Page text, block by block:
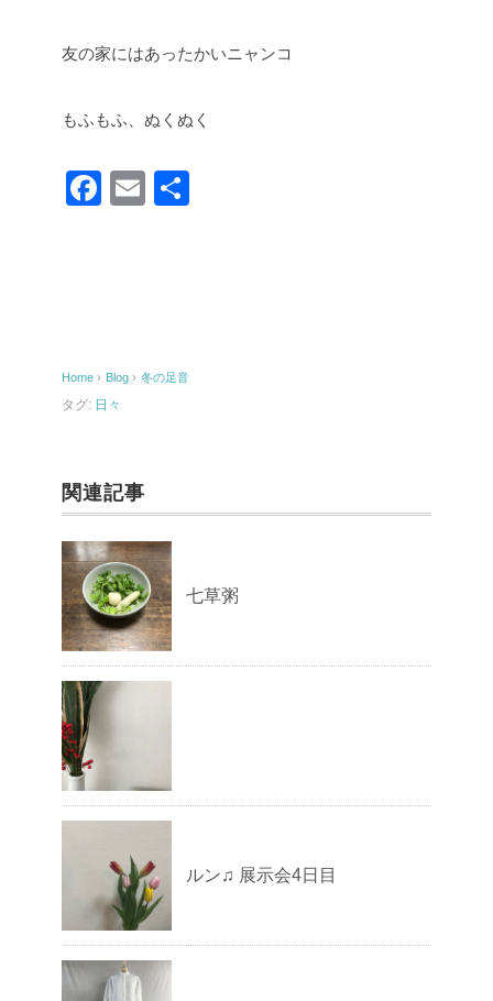
友の家にはあったかいニャンコ
もふもふ、ぬくぬく
F
o
o
E
Home › Blog › 冬の足音
タグ: 日々
関連記事
七草粥
ルン♫ 展示会4日目